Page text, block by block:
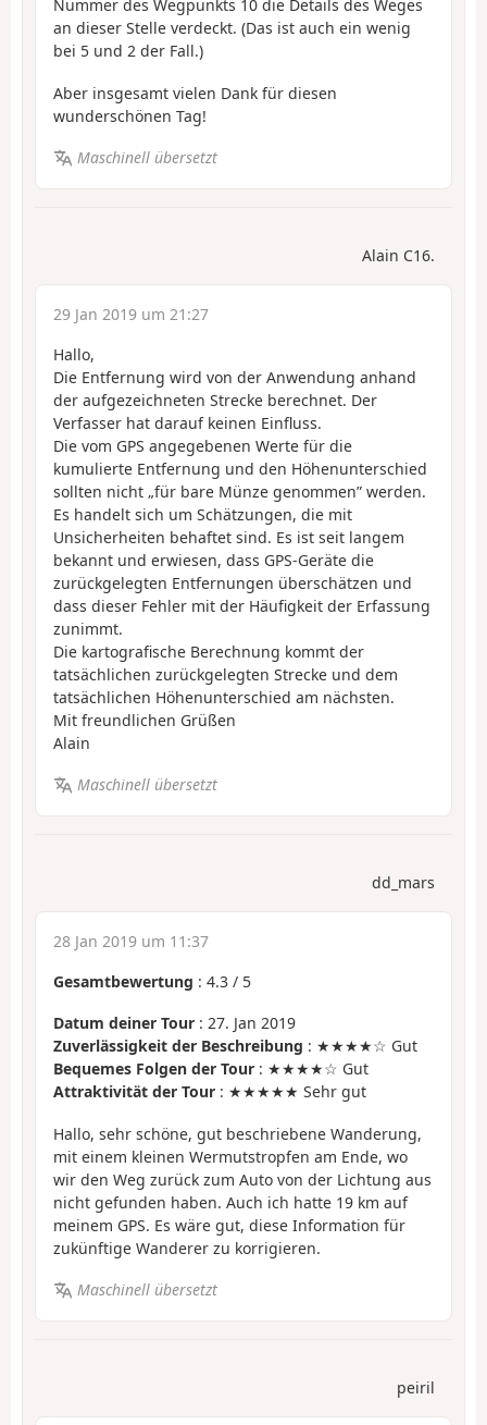
Nummer des Wegpunkts 10 die Details des Weges
an dieser Stelle verdeckt. (Das ist auch ein wenig
bei 5 und 2 der Fall.)
Aber insgesamt vielen Dank für diesen
wunderschönen Tag!
Maschinell übersetzt
Alain C16.
29 Jan 2019 um 21:27
Hallo,
Die Entfernung wird von der Anwendung anhand
der aufgezeichneten Strecke berechnet. Der
Verfasser hat darauf keinen Einfluss.
Die vom GPS angegebenen Werte für die
kumulierte Entfernung und den Höhenunterschied
sollten nicht „für bare Münze genommen” werden.
Es handelt sich um Schätzungen, die mit
Unsicherheiten behaftet sind. Es ist seit langem
bekannt und erwiesen, dass GPS-Geräte die
zurückgelegten Entfernungen überschätzen und
dass dieser Fehler mit der Häufigkeit der Erfassung
zunimmt.
Die kartografische Berechnung kommt der
tatsächlichen zurückgelegten Strecke und dem
tatsächlichen Höhenunterschied am nächsten.
Mit freundlichen Grüßen
Alain
Maschinell übersetzt
dd_mars
28 Jan 2019 um 11:37
Gesamtbewertung : 4.3 / 5
Datum deiner Tour : 27. Jan 2019
Zuverlässigkeit der Beschreibung : ★★★★☆ Gut
Bequemes Folgen der Tour : ★★★★☆ Gut
Attraktivität der Tour : ★★★★★ Sehr gut
Hallo, sehr schöne, gut beschriebene Wanderung,
mit einem kleinen Wermutstropfen am Ende, wo
wir den Weg zurück zum Auto von der Lichtung aus
nicht gefunden haben. Auch ich hatte 19 km auf
meinem GPS. Es wäre gut, diese Information für
zukünftige Wanderer zu korrigieren.
Maschinell übersetzt
peiril